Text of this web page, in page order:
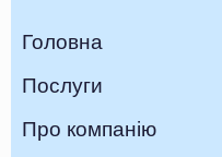
Головна
Послуги
Про компанію